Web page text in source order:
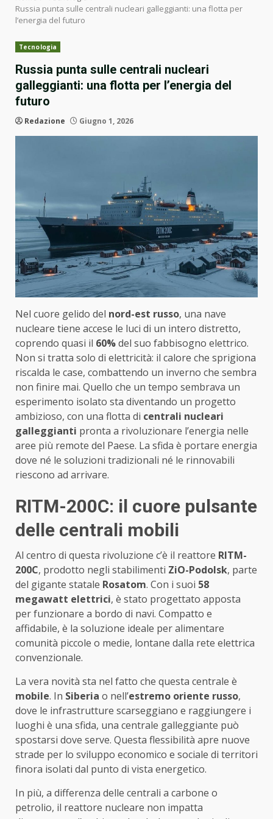
Russia punta sulle centrali nucleari galleggianti: una flotta per
l’energia del futuro
Tecnologia
Russia punta sulle centrali nucleari
galleggianti: una flotta per l’energia del
futuro
Redazione Giugno 1, 2026
Nel cuore gelido del nord-est russo, una nave
nucleare tiene accese le luci di un intero distretto,
coprendo quasi il 60%del suo fabbisogno elettrico.
Non si tratta solo di elettricità: il calore che sprigiona
riscalda le case, combattendo un inverno che sembra
non finire mai. Quello che un tempo sembrava un
esperimento isolato sta diventando un progetto
ambizioso, con una flotta di centrali nucleari
galleggianti pronta a rivoluzionare l’energia nelle
aree più remote del Paese. La sfida è portare energia
dove né le soluzioni tradizionali né le rinnovabili
riescono ad arrivare.
RITM-200C: il cuore pulsante
delle centrali mobili
Al centro di questa rivoluzione c’è il reattore RITM-
200C, prodotto negli stabilimenti ZiO-Podolsk, parte
del gigante statale Rosatom. Con i suoi 58
megawatt elettrici, è stato progettato apposta
per funzionare a bordo di navi. Compatto e
affidabile, è la soluzione ideale per alimentare
comunità piccole o medie, lontane dalla rete elettrica
convenzionale.
La vera novità sta nel fatto che questa centrale è
mobile. In Siberia o nell’estremo oriente russo,
dove le infrastrutture scarseggiano e raggiungere i
luoghi è una sfida, una centrale galleggiante può
spostarsi dove serve. Questa flessibilità apre nuove
strade per lo sviluppo economico e sociale di territori
finora isolati dal punto di vista energetico.
In più, a differenza delle centrali a carbone o
petrolio, il reattore nucleare non impatta